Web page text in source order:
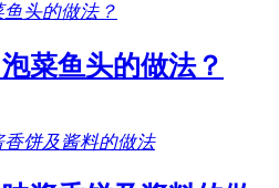
菜鱼头的做法？